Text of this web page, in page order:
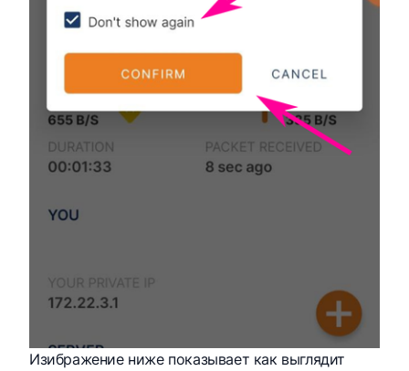
Изибражение ниже показывает как выглядит